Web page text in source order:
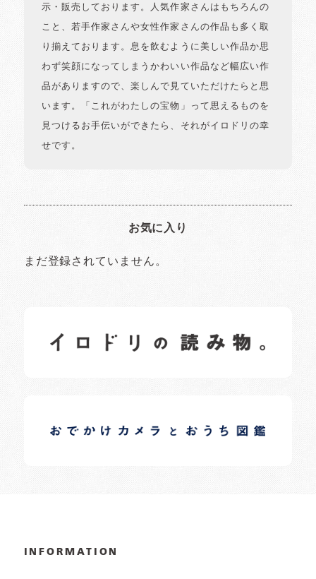
示・販売しております。人気作家さんはもちろんの
こと、若手作家さんや女性作家さんの作品も多く取
り揃えております。息を飲むように美しい作品か思
わず笑顔になってしまうかわいい作品など幅広い作
品がありますので、楽しんで見ていただけたらと思
います。「これがわたしの宝物」って思えるものを
見つけるお手伝いができたら、それがイロドリの幸
せです。
お気に入り
まだ登録されていません。
日常の様子など随時更新中です。
日常の様子など随時更新中です。
INFORMATION